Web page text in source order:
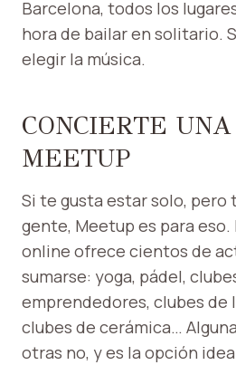
Barcelona, ​​todos los
hora de bailar en solitario.
elegir la música.
CONCIERTE
MEETUP
Si te gusta estar solo,
gente, Meetup es para
online ofrece cientos de
sumarse: yoga, pádel,
emprendedores, clubes de
clubes de cerámica…
otras no, y es la opción